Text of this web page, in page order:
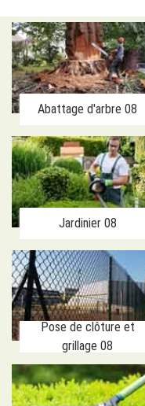
Abattage d'arbre 08
Jardinier 08
Pose de clôture et
grillage 08